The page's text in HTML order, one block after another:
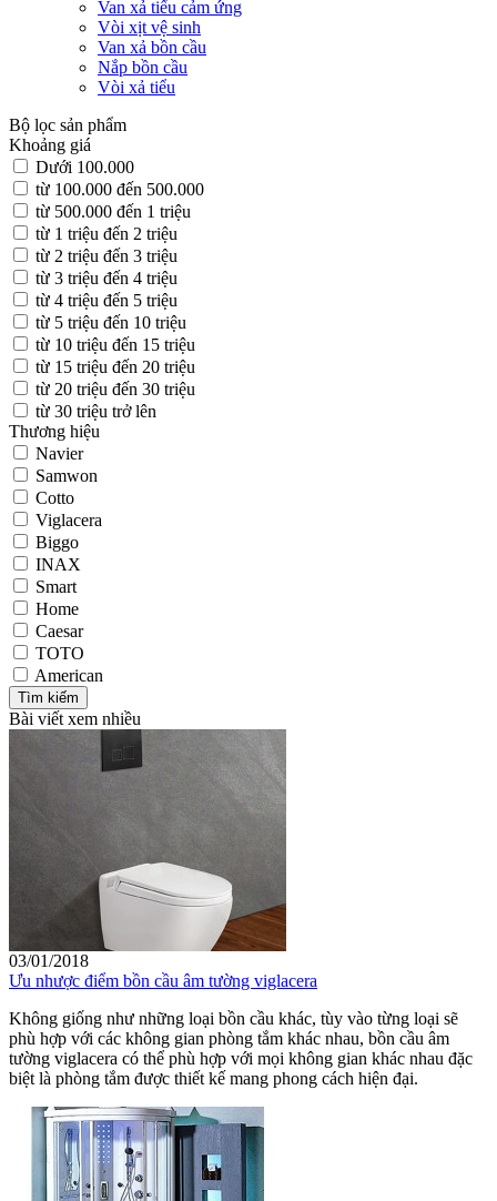
Van xả tiểu cảm ứng
Vòi xịt vệ sinh
Van xả bồn cầu
Nắp bồn cầu
Vòi xả tiểu
Bộ lọc sản phẩm
Khoảng giá
Dưới 100.000
từ 100.000 đến 500.000
từ 500.000 đến 1 triệu
từ 1 triệu đến 2 triệu
từ 2 triệu đến 3 triệu
từ 3 triệu đến 4 triệu
từ 4 triệu đến 5 triệu
từ 5 triệu đến 10 triệu
từ 10 triệu đến 15 triệu
từ 15 triệu đến 20 triệu
từ 20 triệu đến 30 triệu
từ 30 triệu trở lên
Thương hiệu
Navier
Samwon
Cotto
Viglacera
Biggo
INAX
Smart
Home
Caesar
TOTO
American
Bài viết xem nhiều
03/01/2018
Ưu nhược điểm bồn cầu âm tường viglacera
Không giống như những loại bồn cầu khác, tùy vào từng loại sẽ
phù hợp với các không gian phòng tắm khác nhau, bồn cầu âm
tường viglacera có thể phù hợp với mọi không gian khác nhau đặc
biệt là phòng tắm được thiết kế mang phong cách hiện đại.